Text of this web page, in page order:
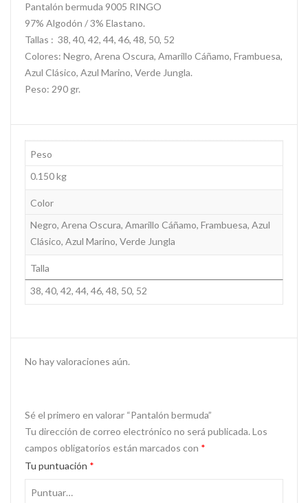
Pantalón bermuda 9005 RINGO
97% Algodón / 3% Elastano.
Tallas : 38, 40, 42, 44, 46, 48, 50, 52
Colores: Negro, Arena Oscura, Amarillo Cáñamo, Frambuesa,
Azul Clásico, Azul Marino, Verde Jungla.
Peso: 290 gr.
Peso
0.150 kg
Color
Negro, Arena Oscura, Amarillo Cáñamo, Frambuesa, Azul
Clásico, Azul Marino, Verde Jungla
Talla
38, 40, 42, 44, 46, 48, 50, 52
No hay valoraciones aún.
Sé el primero en valorar “Pantalón bermuda”
Tu dirección de correo electrónico no será publicada. Los
campos obligatorios están marcados con *
Tu puntuación *